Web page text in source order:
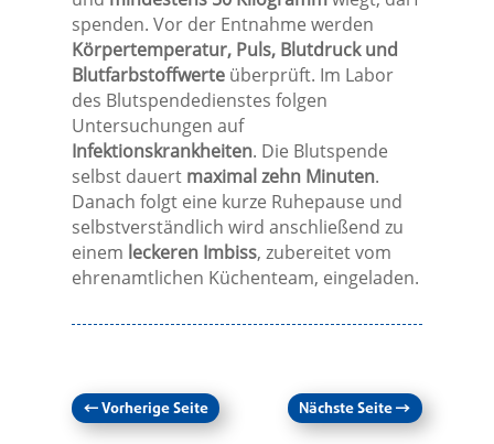
spenden. Vor der Entnahme werden
Körpertemperatur, Puls, Blutdruck und
Blutfarbstoffwerteüberprüft. Im Labor
des Blutspendedienstes folgen
Untersuchungen auf
Infektionskrankheiten. Die Blutspende
selbst dauert maximal zehn Minuten.
Danach folgt eine kurze Ruhepause und
selbstverständlich wird anschließend zu
einem leckeren Imbiss, zubereitet vom
ehrenamtlichen Küchenteam, eingeladen.
←Vorherige Seite Nächste Seite→